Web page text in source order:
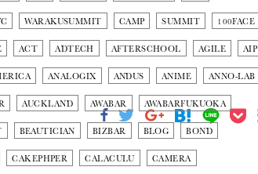
WARAKUSUMMIT CAMP SUMMIT 100FACE
ACT ADTECH AFTERSCHOOL AGILE AIP
ANALOGIX ANDUS ANIME ANNO-LAB
AUCKLAND AWABAR AWABARFUKUOKA
BEAUTICIAN BIZBAR BLOG BOND
CAKEPHPER CALACULU CAMERA